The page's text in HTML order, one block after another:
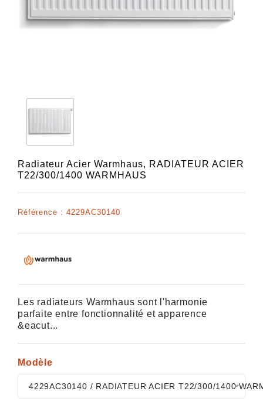
Radiateur Acier Warmhaus, RADIATEUR ACIER
T22/300/1400 WARMHAUS
Référence : 4229AC30140
Les radiateurs Warmhaus sont l'harmonie
parfaite entre fonctionnalité et apparence
&eacut...
Modèle
4229AC30140 / RADIATEUR ACIER T22/300/1400